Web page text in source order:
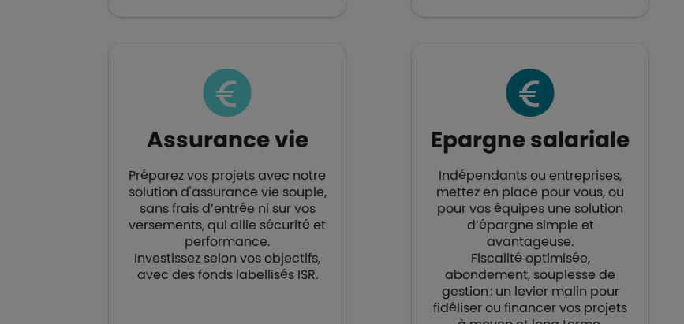
Assurance vie​
Préparez vos projets avec notre
solution d'assurance vie souple,
sans frais d’entrée ni sur vos
versements, qui allie sécurité et
performance.
Investissez selon vos objectifs,
avec des fonds labellisés ISR.​
Epargne salariale​
Indépendants ou entreprises,
mettez en place pour vous, ou
pour vos équipes une solution
d’épargne simple et
avantageuse.
Fiscalité optimisée,
abondement, souplesse de
gestion : un levier malin pour
fidéliser ou financer vos projets